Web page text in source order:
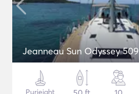
Jeanneau Sun Odyssey 509
Purjejaht